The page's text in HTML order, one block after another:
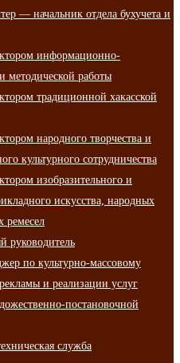
— начальник отдела бухучета и
информационно-
методической работы
традиционной хакасской
народного творчества и
культурного сотрудничества
изобразительного и
искусства, народных
ремесел
руководитель
по культурно-массовому
и реализации услуг
постановочной
служба